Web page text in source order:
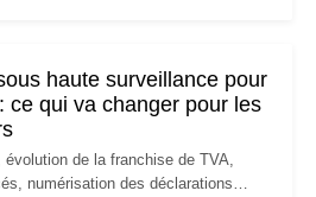
haute surveillance pour
ce qui va changer pour les
évolution de la franchise de TVA,
numérisation des déclarations…